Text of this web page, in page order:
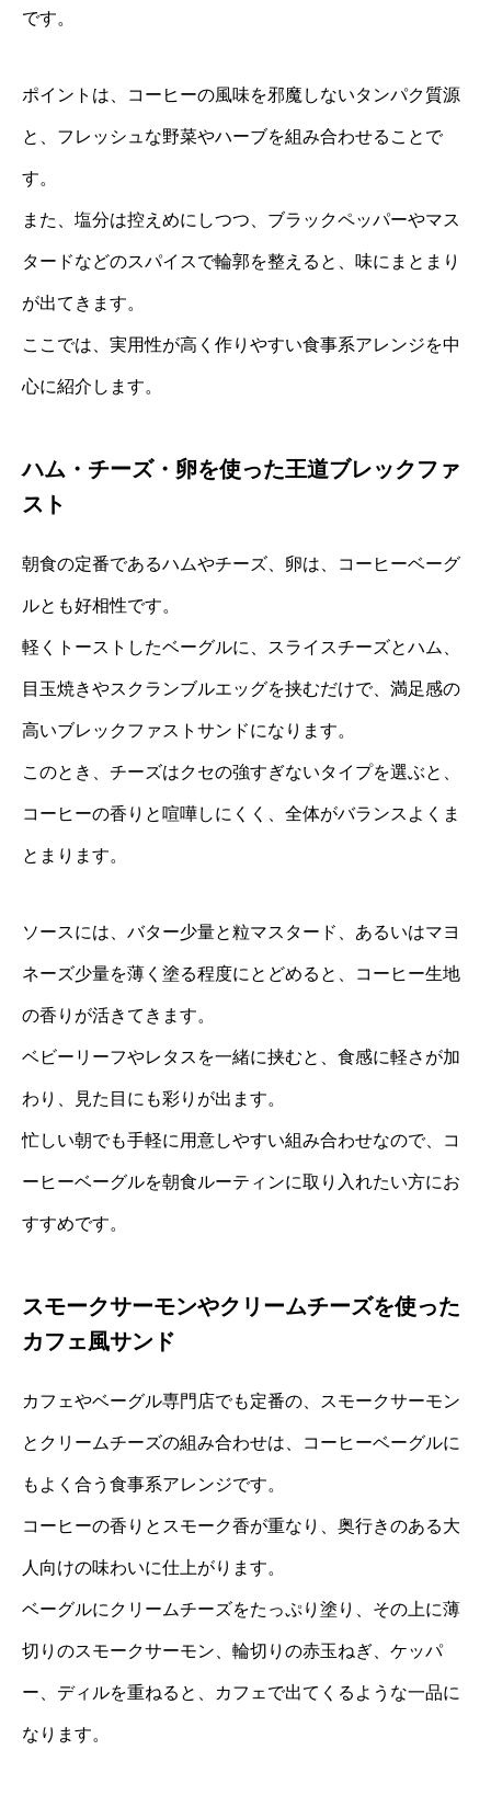
です。
ポイントは、コーヒーの風味を邪魔しないタンパク質源
と、フレッシュな野菜やハーブを組み合わせることで
す。
また、塩分は控えめにしつつ、ブラックペッパーやマス
タードなどのスパイスで輪郭を整えると、味にまとまり
が出てきます。
ここでは、実用性が高く作りやすい食事系アレンジを中
心に紹介します。
ハム・チーズ・卵を使った王道ブレックファ
スト
朝食の定番であるハムやチーズ、卵は、コーヒーベーグ
ルとも好相性です。
軽くトーストしたベーグルに、スライスチーズとハム、
目玉焼きやスクランブルエッグを挟むだけで、満足感の
高いブレックファストサンドになります。
このとき、チーズはクセの強すぎないタイプを選ぶと、
コーヒーの香りと喧嘩しにくく、全体がバランスよくま
とまります。
ソースには、バター少量と粒マスタード、あるいはマヨ
ネーズ少量を薄く塗る程度にとどめると、コーヒー生地
の香りが活きてきます。
ベビーリーフやレタスを一緒に挟むと、食感に軽さが加
わり、見た目にも彩りが出ます。
忙しい朝でも手軽に用意しやすい組み合わせなので、コ
ーヒーベーグルを朝食ルーティンに取り入れたい方にお
すすめです。
スモークサーモンやクリームチーズを使った
カフェ風サンド
カフェやベーグル専門店でも定番の、スモークサーモン
とクリームチーズの組み合わせは、コーヒーベーグルに
もよく合う食事系アレンジです。
コーヒーの香りとスモーク香が重なり、奥行きのある大
人向けの味わいに仕上がります。
ベーグルにクリームチーズをたっぷり塗り、その上に薄
切りのスモークサーモン、輪切りの赤玉ねぎ、ケッパ
ー、ディルを重ねると、カフェで出てくるような一品に
なります。